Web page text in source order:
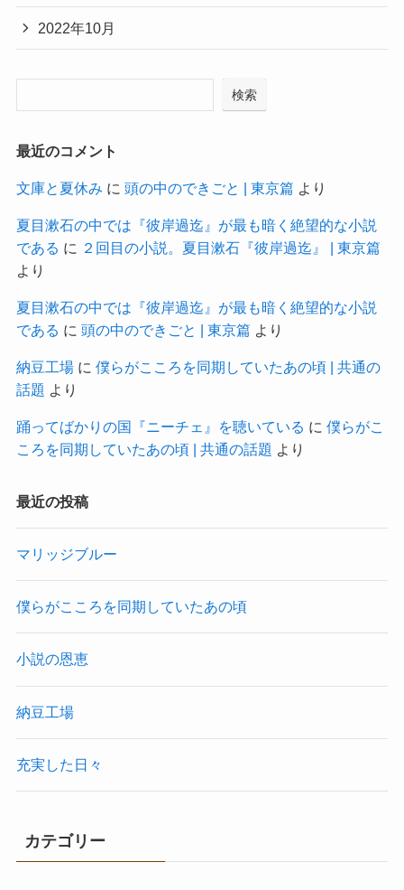
2022年10月
検索
最近のコメント
文庫と夏休み に 頭の中のできごと | 東京篇 より
夏目漱石の中では『彼岸過迄』が最も暗く絶望的な小説
である に ２回目の小説。夏目漱石『彼岸過迄』 | 東京篇
より
夏目漱石の中では『彼岸過迄』が最も暗く絶望的な小説
である に 頭の中のできごと | 東京篇 より
納豆工場に 僕らがこころを同期していたあの頃 | 共通の
話題 より
踊ってばかりの国『ニーチェ』を聴いている に 僕らがこ
ころを同期していたあの頃 | 共通の話題 より
最近の投稿
マリッジブルー
僕らがこころを同期していたあの頃
小説の恩恵
納豆工場
充実した日々
カテゴリー